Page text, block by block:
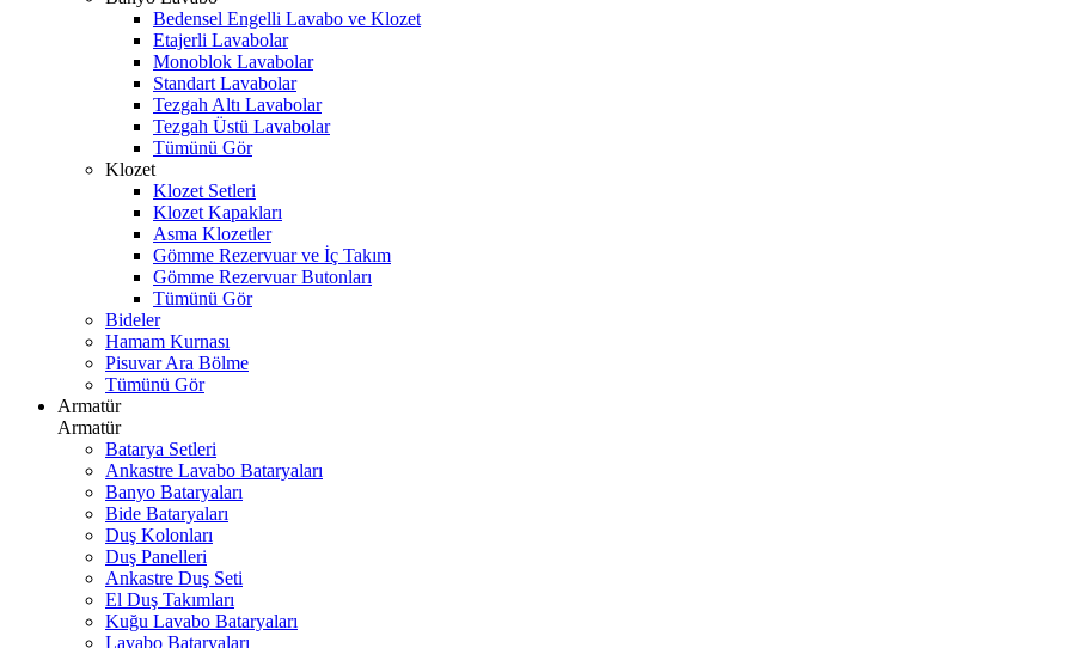
Bedensel Engelli Lavabo ve Klozet
Etajerli Lavabolar
Monoblok Lavabolar
Standart Lavabolar
Tezgah Altı Lavabolar
Tezgah Üstü Lavabolar
Tümünü Gör
Klozet
Klozet Setleri
Klozet Kapakları
Asma Klozetler
Gömme Rezervuar ve İç Takım
Gömme Rezervuar Butonları
Tümünü Gör
Bideler
Hamam Kurnası
Pisuvar Ara Bölme
Tümünü Gör
Armatür
Armatür
Batarya Setleri
Ankastre Lavabo Bataryaları
Banyo Bataryaları
Bide Bataryaları
Duş Kolonları
Duş Panelleri
Ankastre Duş Seti
El Duş Takımları
Kuğu Lavabo Bataryaları
Lavabo Bataryaları